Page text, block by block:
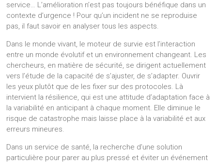
service… L’amélioration n’est pas toujours bénéfique dans un
contexte d’urgence ! Pour qu’un incident ne se reproduise
pas, il faut savoir en analyser tous les aspects.
Dans le monde vivant, le moteur de survie est l’interaction
entre un monde évolutif et un environnement changeant. Les
chercheurs, en matière de sécurité, se dirigent actuellement
vers l’étude de la capacité de s’ajuster, de s’adapter. Ouvrir
les yeux plutôt que de les fixer sur des protocoles. Là
intervient la résilience, qui est une attitude d’adaptation face à
la variabilité en anticipant à chaque moment. Elle diminue le
risque de catastrophe mais laisse place à la variabilité et aux
erreurs mineures.
Dans un service de santé, la recherche d’une solution
particulière pour parer au plus pressé et éviter un événement